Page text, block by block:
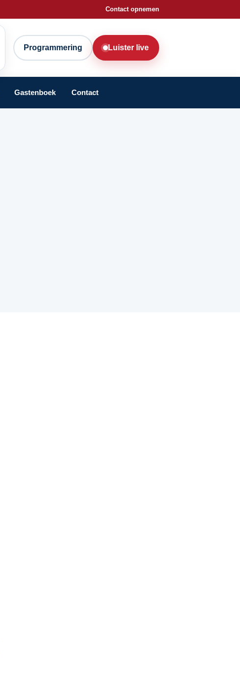
Contact opnemen
Programmering Luister live
Gastenboek Contact